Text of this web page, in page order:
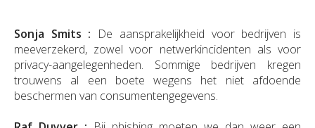
Sonja Smits : De aansprakelijkheid voor bedrijven is
meeverzekerd, zowel voor netwerkincidenten als voor
privacy-aangelegenheden. Sommige bedrijven kregen
trouwens al een boete wegens het niet afdoende
beschermen van consumentengegevens.